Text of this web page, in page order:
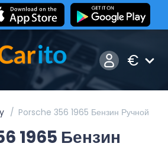
€
Porsche 356 1965 Бензин Ручной
1965 Бензин